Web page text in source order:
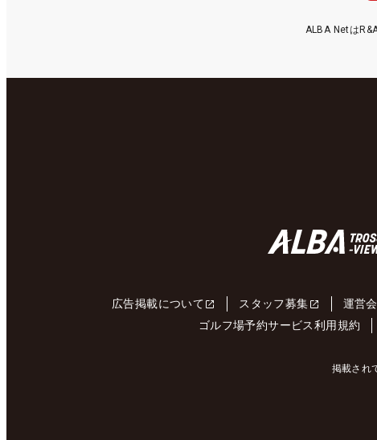
ALBA Netは
広告掲載について スタッフ募集 運営
ゴルフ場予約サービス利用規約
掲載され